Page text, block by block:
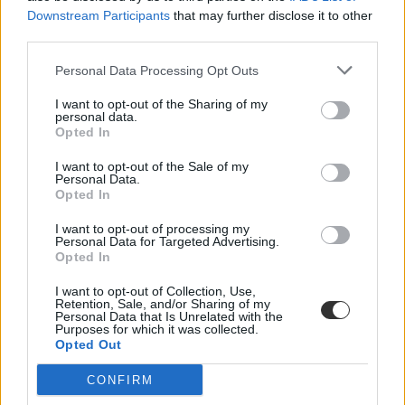
Downstream Participants that may further disclose it to other
Personal Data Processing Opt Outs
I want to opt-out of the Sharing of my
personal data.
Opted In
I want to opt-out of the Sale of my
Personal Data.
Opted In
I want to opt-out of processing my
Personal Data for Targeted Advertising.
Opted In
I want to opt-out of Collection, Use,
Retention, Sale, and/or Sharing of my
Personal Data that Is Unrelated with the
Purposes for which it was collected.
Opted Out
CONFIRM
érettségi 2021
történelem érettségi
töriérettségi 2021
töriérettségi
diákvélemények